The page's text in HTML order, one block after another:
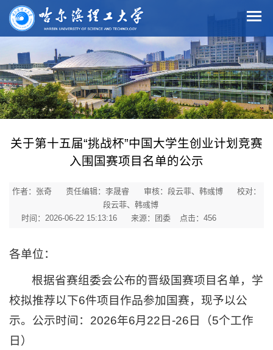
关于第十五届“挑战杯”中国大学生创业计划竞赛
入围国赛项目名单的公示
作者：张奇 责任编辑：李晟睿 审核：段云菲、韩彧博
校对：
段云菲、韩彧博
时间：2026-06-22 15:13:16
来源：团委 点击： 456
各单位：
根据省赛组委会公布的晋级国赛项目名单，学
校拟推荐以下6件项目作品参加国赛，现予以公
示。公示时间：2026年6月22日-26日（5个工作
日）